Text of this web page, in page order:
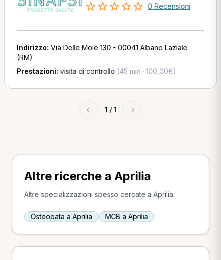
0 Recensioni
Indirizzo: Via Delle Mole 130 - 00041 Albano Laziale
(RM)
Prestazioni: visita di controllo (45 min · 100,00€)
← 1 / 1 →
Altre ricerche a Aprilia
Altre specializzazioni spesso cercate a Aprilia.
Osteopata a Aprilia MCB a Aprilia